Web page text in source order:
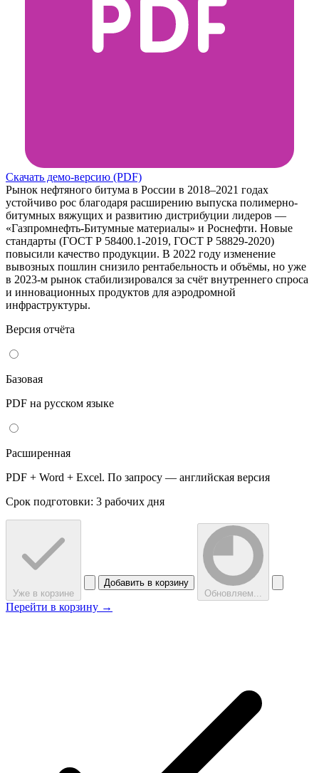
Скачать демо-версию (PDF)
Рынок нефтяного битума в России в 2018–2021 годах
устойчиво рос благодаря расширению выпуска полимерно-
битумных вяжущих и развитию дистрибуции лидеров —
«Газпромнефть-Битумные материалы» и Роснефти. Новые
стандарты (ГОСТ Р 58400.1-2019, ГОСТ Р 58829-2020)
повысили качество продукции. В 2022 году изменение
вывозных пошлин снизило рентабельность и объёмы, но уже
в 2023-м рынок стабилизировался за счёт внутреннего спроса
и инновационных продуктов для аэродромной
инфраструктуры.
Версия отчёта
Базовая
PDF на русском языке
Расширенная
PDF + Word + Excel. По запросу — английская версия
Срок подготовки: 3 рабочих дня
Уже в корзине
Добавить в корзину
Обновляем...
Перейти в корзину →